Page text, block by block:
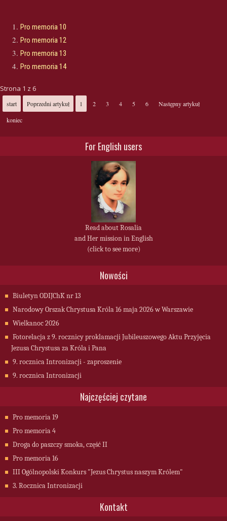
Pro memoria 10
Pro memoria 12
Pro memoria 13
Pro memoria 14
Strona 1 z 6
start Poprzedni artykuł 1 2 3 4 5 6
Następny artykuł
koniec
For English users
Read about Rosalia
and Her mission in English
(click to see more)
Nowości
Biuletyn ODIJChK nr 13
Narodowy Orszak Chrystusa Króla 16 maja 2026 w Warszawie
Wielkanoc 2026
Fotorelacja z 9. rocznicy proklamacji Jubileuszowego Aktu Przyjęcia
Jezusa Chrystusa za Króla i Pana
9. rocznica Intronizacji - zaproszenie
9. rocznica Intronizacji
Najczęściej czytane
Pro memoria 19
Pro memoria 4
Droga do paszczy smoka, część II
Pro memoria 16
III Ogólnopolski Konkurs "Jezus Chrystus naszym Królem"
3. Rocznica Intronizacji
Kontakt